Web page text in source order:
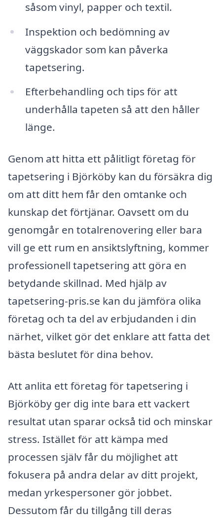
såsom vinyl, papper och textil.
Inspektion och bedömning av
väggskador som kan påverka
tapetsering.
Efterbehandling och tips för att
underhålla tapeten så att den håller
länge.
Genom att hitta ett pålitligt företag för
tapetsering i Björköby kan du försäkra dig
om att ditt hem får den omtanke och
kunskap det förtjänar. Oavsett om du
genomgår en totalrenovering eller bara
vill ge ett rum en ansiktslyftning, kommer
professionell tapetsering att göra en
betydande skillnad. Med hjälp av
tapetsering-pris.se kan du jämföra olika
företag och ta del av erbjudanden i din
närhet, vilket gör det enklare att fatta det
bästa beslutet för dina behov.
Att anlita ett företag för tapetsering i
Björköby ger dig inte bara ett vackert
resultat utan sparar också tid och minskar
stress. Istället för att kämpa med
processen själv får du möjlighet att
fokusera på andra delar av ditt projekt,
medan yrkespersoner gör jobbet.
Dessutom får du tillgång till deras